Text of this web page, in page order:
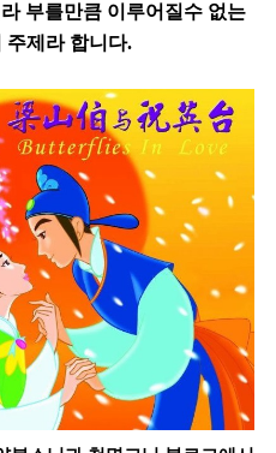
부를만큼 이루어질수 없는
주제라 합니다.